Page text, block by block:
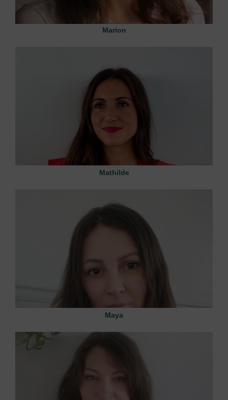
Marion
Mathilde
Maya